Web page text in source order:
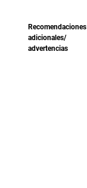
Recomendaciones
adicionales/
advertencias